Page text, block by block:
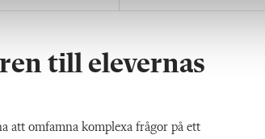
till elevernas
att omfamna komplexa frågor på ett